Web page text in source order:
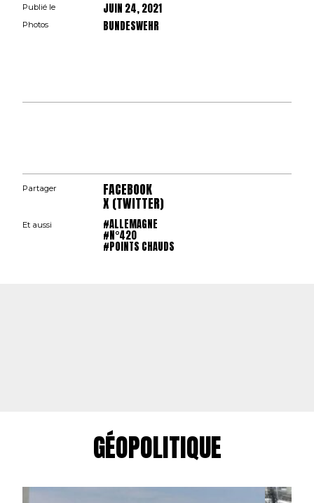
Publié le JUIN 24, 2021
Photos BUNDESWEHR
Partager FACEBOOK
X (TWITTER)
Et aussi #ALLEMAGNE
#N°420
#POINTS CHAUDS
GÉOPOLITIQUE